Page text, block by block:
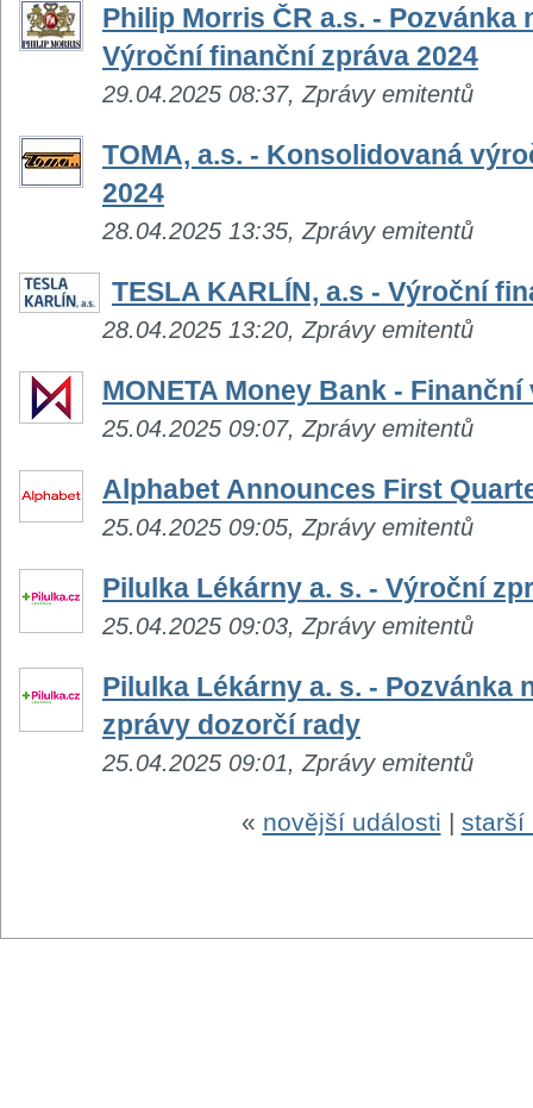
Philip Morris ČR a.s. - Pozvánka
Výroční finanční zpráva 2024
29.04.2025 08:37, Zprávy emitentů
TOMA, a.s. - Konsolidovaná
2024
28.04.2025 13:35, Zprávy emitentů
TESLA KARLÍN, a.s - Výroční
28.04.2025 13:20, Zprávy emitentů
MONETA Money Bank -
25.04.2025 09:07, Zprávy emitentů
Alphabet Announces First
25.04.2025 09:05, Zprávy emitentů
Pilulka Lékárny a. s. - Výroční
25.04.2025 09:03, Zprávy emitentů
Pilulka Lékárny a. s. - Pozvánka
zprávy dozorčí rady
25.04.2025 09:01, Zprávy emitentů
« novější události | starší